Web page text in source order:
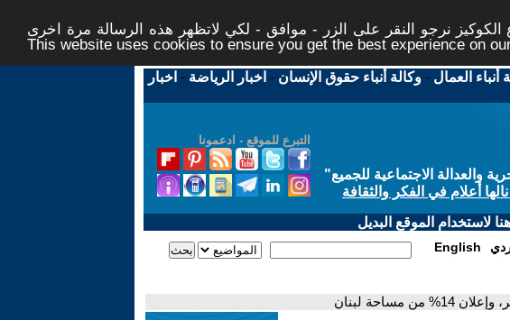
نرجو النقر على الزر - موافق - لكي لاتظهر هذه الرسالة مرة اخرى -
This website uses cookies to ensure you get the best experience on
أنباء العمال -وكالة أنباء حقوق الإنسان - اخبار الرياضة - اخبار
التبرع للموقع - ادعمونا
الاجتماعية للجميع"
أعلام في الفكر والثقافة
لاستخدام الموقع البديل
English
لبنان